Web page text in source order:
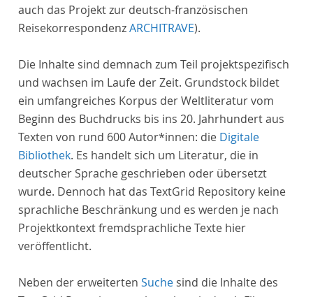
auch das Projekt zur deutsch-französischen
ReisekorrespondenzARCHITRAVE).
Die Inhalte sind demnach zum Teil projektspezifisch
und wachsen im Laufe der Zeit. Grundstock bildet
ein umfangreiches Korpus der Weltliteratur vom
Beginn des Buchdrucks bis ins 20. Jahrhundert aus
Texten von rund 600 Autor*innen: die Digitale
Bibliothek. Es handelt sich um Literatur, die in
deutscher Sprache geschrieben oder übersetzt
wurde. Dennoch hat das TextGrid Repository keine
sprachliche Beschränkung und es werden je nach
Projektkontext fremdsprachliche Texte hier
veröffentlicht.
Neben der erweiterten Suche sind die Inhalte des